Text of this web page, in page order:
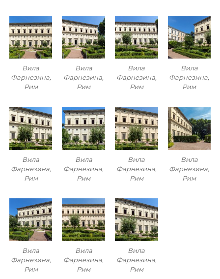
Вила
Фарнезина,
Рим
Вила
Фарнезина,
Рим
Вила
Фарнезина,
Рим
Вила
Фарнезина,
Рим
Вила
Фарнезина,
Рим
Вила
Фарнезина,
Рим
Вила
Фарнезина,
Рим
Вила
Фарнезина,
Рим
Вила
Фарнезина,
Рим
Вила
Фарнезина,
Рим
Вила
Фарнезина,
Рим